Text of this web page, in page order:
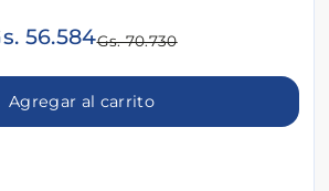
56.584Gs. 70.730
Agregar al carrito